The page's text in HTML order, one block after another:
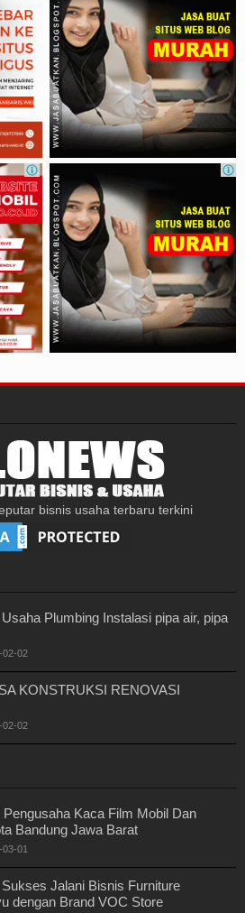
bisnis usaha terbaru terkini
Plumbing Instalasi pipa air, pipa
02-02
KONSTRUKSI RENOVASI
02-02
Kaca Film Mobil Dan
Bandung Jawa Barat
01
Jalani Bisnis Furniture
dengan Brand VOC Store